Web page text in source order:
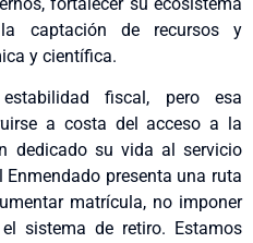
captación de recursos y
y científica.
fiscal, pero esa
a costa del acceso a la
dedicado su vida al servicio
presenta una ruta
matrícula, no imponer
sistema de retiro. Estamos